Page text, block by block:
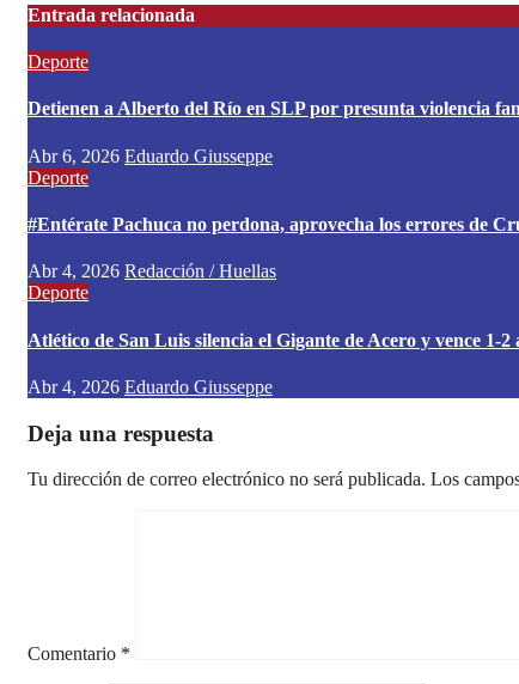
Entrada relacionada
Deporte
Detienen a Alberto del Río en SLP por presunta violencia
Abr 6, 2026 Eduardo Giusseppe
Deporte
#Entérate Pachuca no perdona, aprovecha los errores de
Abr 4, 2026 Redacción / Huellas
Deporte
Atlético de San Luis silencia el Gigante de Acero y vence
Abr 4, 2026 Eduardo Giusseppe
Deja una respuesta
Tu dirección de correo electrónico no será publicada. Los
Comentario *